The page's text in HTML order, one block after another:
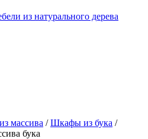
из натурального дерева
массива /Шкафы из бука /
бука